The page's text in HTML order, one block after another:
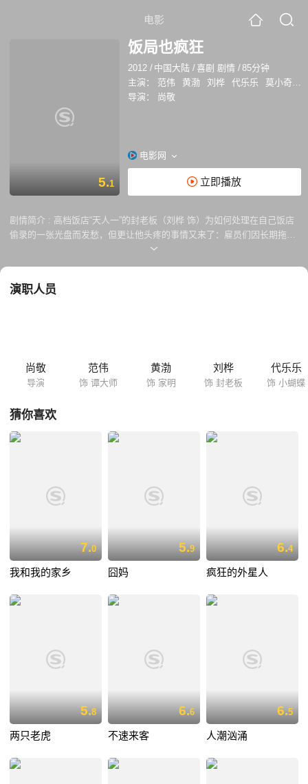
电影
5.1
饭局也疯狂
2012 / 中国大陆 /喜剧 剧情 /85分钟
主演：
范伟 黄渤 刘桦 代乐乐 莫小奇
导演：
尚敬
电影网
立即播放
剧情简介 : 高档饭店“天人一”的封老板（刘桦 饰）为如何处理在自己饭店
偷录的一张光盘而发愁，但更让他头疼的事情又来了：雇员们因长期拖欠
工资全体离职，只有三个本家亲戚留下帮忙，天人一眼看就要倒闭。知名
时，不至于太过冷清。谭大山带来的客人们：身份神秘的大老总（韩童山
演职人员
尚敬
导演
范伟
饰 谭大师
黄渤
饰 家明
刘桦
饰 封老板
代乐乐
饰 小蝴蝶
猜你喜欢
7.0
我和我的家乡
5.9
囧妈
6.4
疯狂的外星人
5.8
两只老虎
6.6
不速来客
6.5
人潮汹涌